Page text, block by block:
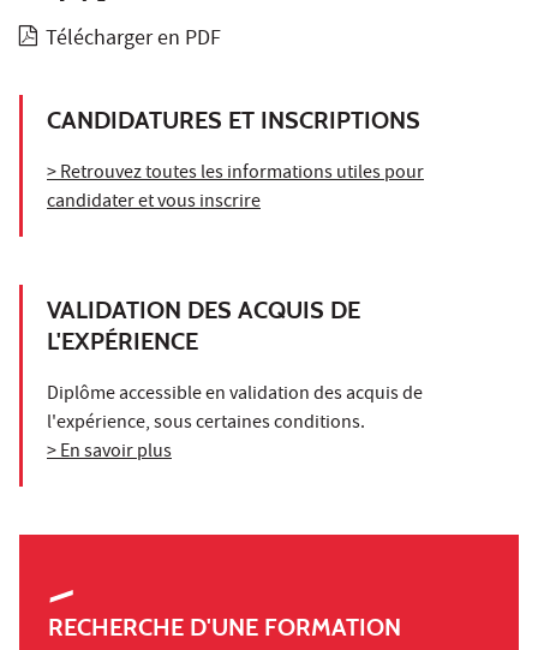
Télécharger en PDF
CANDIDATURES ET INSCRIPTIONS
> Retrouvez toutes les informations utiles pour
candidater et vous inscrire
VALIDATION DES ACQUIS DE
L'EXPÉRIENCE
Diplôme accessible en validation des acquis de
l'expérience, sous certaines conditions.
> En savoir plus
RECHERCHE D'UNE FORMATION